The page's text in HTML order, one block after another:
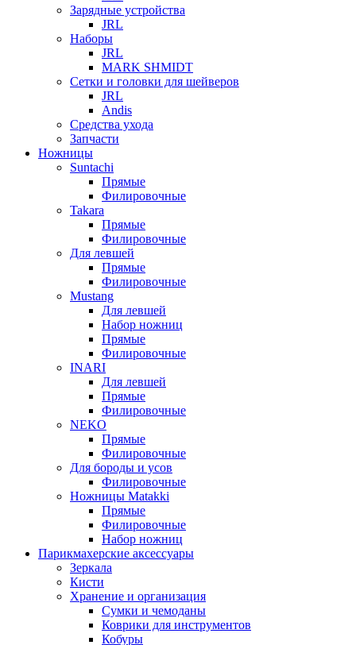
Зарядные устройства
JRL
Наборы
JRL
MARK SHMIDT
Сетки и головки для шейверов
JRL
Andis
Средства ухода
Запчасти
Ножницы
Suntachi
Прямые
Филировочные
Takara
Прямые
Филировочные
Для левшей
Прямые
Филировочные
Mustang
Для левшей
Набор ножниц
Прямые
Филировочные
INARI
Для левшей
Прямые
Филировочные
NEKO
Прямые
Филировочные
Для бороды и усов
Филировочные
Ножницы Matakki
Прямые
Филировочные
Набор ножниц
Парикмахерские аксессуары
Зеркала
Кисти
Хранение и организация
Сумки и чемоданы
Коврики для инструментов
Кобуры